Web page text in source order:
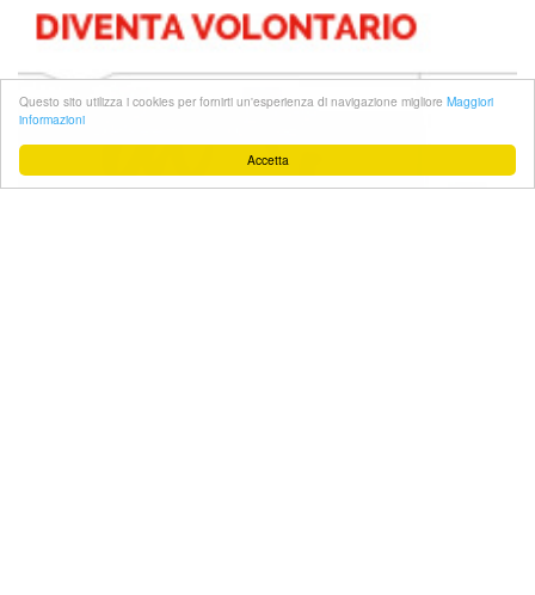
Accetta
Questo sito utilizza i cookies per fornirti un'esperienza di navigazione migliore Maggiori
informazioni